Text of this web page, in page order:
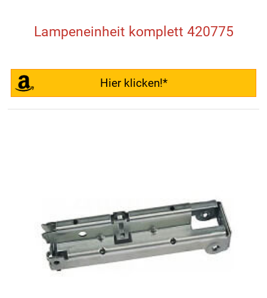
Lampeneinheit komplett 420775
Hier klicken!*